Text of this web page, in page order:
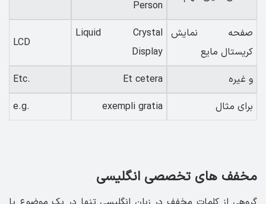
Person
صفحه نمایش
کریستال مایع
Liquid Crystal
Display
LCD
و غیره Et cetera
Etc.
برای مثال
exempli gratia
e.g.
مخفف های تخصصی انگلیسی